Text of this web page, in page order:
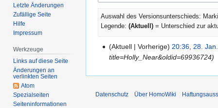
Auswahl des Versionsunterschieds:
Legende: (Aktuell) = Unterschied zur
28.
Januar
Aktuell Vorherige 20:36, 28.
title=Holly_Near&oldid=69936724
Letzte Änderungen
Zufällige Seite
Hilfe
Impressum
Werkzeuge
Links auf diese Seite
Änderungen an
verlinkten Seiten
Atom
Spezialseiten
Seiten­­informationen
Datenschutz Über HomoWiki